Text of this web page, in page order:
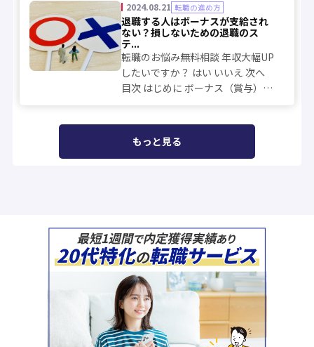
インサイドセールスの役割 【イン
サイドセールスに転職】向いてい
る人の特...
2024.08.21 転職の進め方
退職する人はボーナスが支給され
ない？損しないための退職のス
テ...
転職のお悩み無料相談 年収大幅UP
したいですか？ はい いいえ 次へ
目次 はじめに ボーナス（賞与）と
ら退職するコツ ボーナスをもらっ
て退職をするスケジュール例 退職
もっと見る